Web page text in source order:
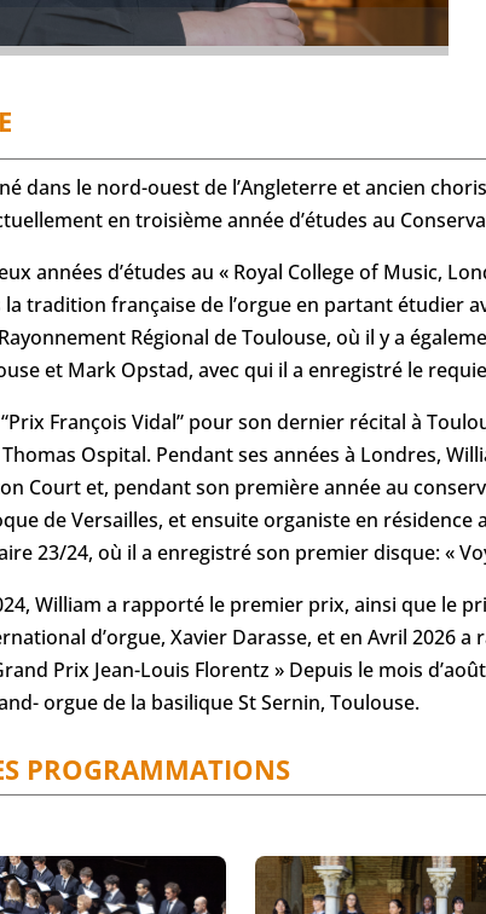
dans le nord-ouest de l’Angleterre et ancien
en troisième année d’études au
années d’études au « Royal College of Music,
la tradition française de l’orgue en partant étudier
Régional de Toulouse, où il y a
et Mark Opstad, avec qui il a enregistré le
François Vidal” pour son dernier récital à
Ospital. Pendant ses années à Londres,
Court et, pendant son première année au
de Versailles, et ensuite organiste en résidence
23/24, où il a enregistré son premier disque: «
William a rapporté le premier prix, ainsi que le
d’orgue, Xavier Darasse, et en Avril 2026
Prix Jean-Louis Florentz » Depuis le mois
orgue de la basilique St Sernin, Toulouse.
PROGRAMMATIONS